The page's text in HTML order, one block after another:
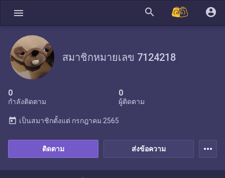
menu search account_circle
สมาชิกหมายเลข 7124218
0
กำลังติดตาม
0
ผู้ติดตาม
ส่งข้อความ
ติดตาม
today เป็นสมาชิกตั้งแต่ กรกฎาคม 2565
more_horiz